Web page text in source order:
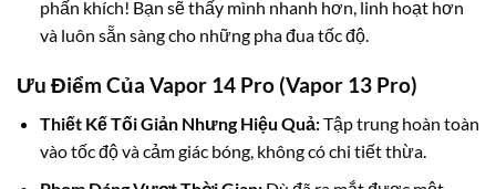
phấn khích! Bạn sẽ thấy mình nhanh hơn, linh hoạt hơn
và luôn sẵn sàng cho những pha đua tốc độ.
Ưu Điểm Của Vapor 14 Pro (Vapor 13 Pro)
Thiết Kế Tối Giản Nhưng Hiệu Quả:Tập trung hoàn toàn
vào tốc độ và cảm giác bóng, không có chi tiết thừa.